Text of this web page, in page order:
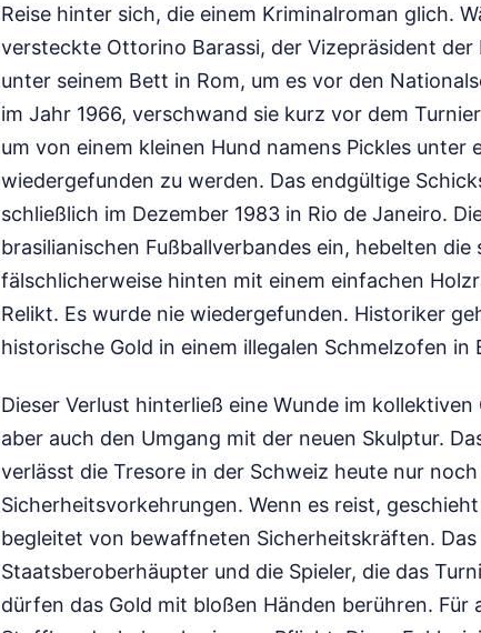
Reise hinter sich, die einem Kriminalroman glich.
versteckte Ottorino Barassi, der Vizepräsident der
unter seinem Bett in Rom, um es vor den
im Jahr 1966, verschwand sie kurz vor dem
um von einem kleinen Hund namens Pickles unter
wiedergefunden zu werden. Das endgültige
schließlich im Dezember 1983 in Rio de Janeiro.
brasilianischen Fußballverbandes ein, hebelten
fälschlicherweise hinten mit einem einfachen
Relikt. Es wurde nie wiedergefunden. Historiker
historische Gold in einem illegalen Schmelzofen in
Dieser Verlust hinterließ eine Wunde im
aber auch den Umgang mit der neuen Skulptur.
verlässt die Tresore in der Schweiz heute nur
Sicherheitsvorkehrungen. Wenn es reist,
begleitet von bewaffneten Sicherheitskräften.
Staatsberoberhäupter und die Spieler, die das
dürfen das Gold mit bloßen Händen berühren. Für